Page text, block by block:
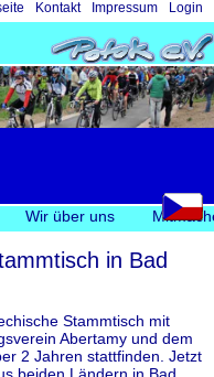
Navigation
überspringen
Wir über uns
Login
Impressum
Kontakt
in Bad
Stammtisch mit
Abertamy und dem
2 Jahren stattfinden. Jetzt